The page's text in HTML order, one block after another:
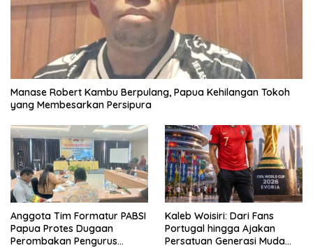
Manase Robert Kambu Berpulang, Papua Kehilangan Tokoh
yang Membesarkan Persipura
Anggota Tim Formatur PABSI
Papua Protes Dugaan
Perombakan Pengurus
Kaleb Woisiri: Dari Fans
Portugal hingga Ajakan
Persatuan Generasi Muda